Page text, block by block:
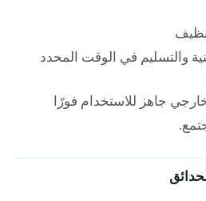
والتسليم في الوقت المحدد
جاهز للاستخدام فورًا